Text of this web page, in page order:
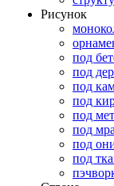
Рисунок
под
под
под
под
под
под
под
под